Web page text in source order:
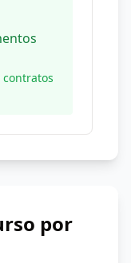
contratos
por